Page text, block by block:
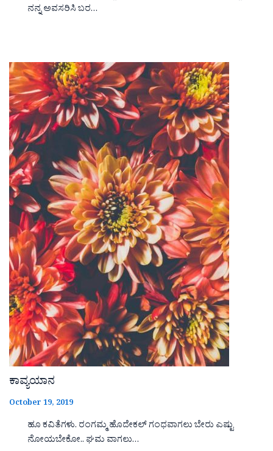
ನನ್ನ ಅವಸರಿಸಿ ಬರ…
ಕಾವ್ಯಯಾನ
October 19, 2019
ಹೂ ಕವಿತೆಗಳು. ರಂಗಮ್ಮ ಹೊದೇಕಲ್ ಗಂಧವಾಗಲು ಬೇರು ಎಷ್ಟು
ನೋಯಬೇಕೋ.. ಘಮ ವಾಗಲು…